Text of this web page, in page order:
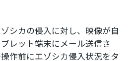
シカの侵入に対し、映像が自
レット端末にメール送信さ
作前にエゾシカ侵入状況をタ